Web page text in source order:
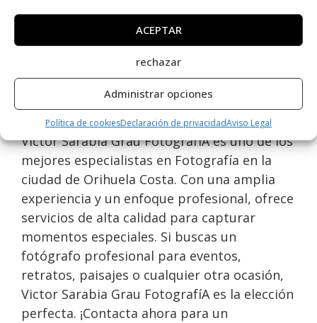
ACEPTAR
rechazar
Administrar opciones
Política de cookiesDeclaración de privacidadAviso Legal
satisfechos. Su ubicación en la Calle Rufino
Gea Mtnez, 5, 1ºIzq – Ofic.Nº 3 lo convierte
en una excelente opción para aquellos que
buscan servicios fotográficos de calidad en
Victor Sarabia Grau FotografíA es uno de los
mejores especialistas en Fotografía en la
ciudad de Orihuela Costa. Con una amplia
experiencia y un enfoque profesional, ofrece
servicios de alta calidad para capturar
momentos especiales. Si buscas un
fotógrafo profesional para eventos,
retratos, paisajes o cualquier otra ocasión,
Victor Sarabia Grau FotografíA es la elección
perfecta. ¡Contacta ahora para un